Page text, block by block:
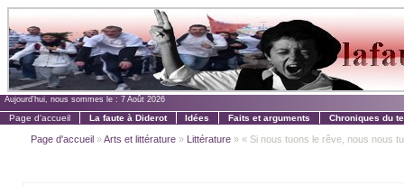
Aujourd'hui, nous sommes le : 7 Août 2026
Page d'accueil La faute à Diderot Idées Faits et arguments Chroniques du
Page d'accueil »Arts et littérature » Littérature » « Si nous tuons le rêve, nous nous